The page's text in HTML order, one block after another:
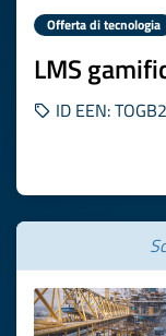
Offerta di tecnologia
LMS
ID EEN: